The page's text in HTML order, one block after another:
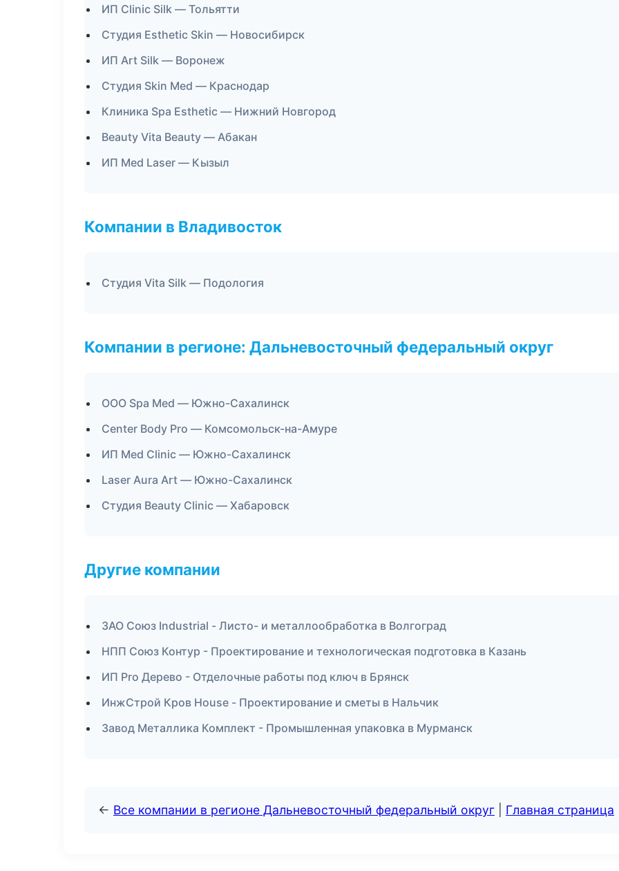
ИП Clinic Silk — Тольятти
Студия Esthetic Skin — Новосибирск
ИП Art Silk — Воронеж
Студия Skin Med — Краснодар
Клиника Spa Esthetic — Нижний Новгород
Beauty Vita Beauty — Абакан
ИП Med Laser — Кызыл
Компании в Владивосток
Студия Vita Silk — Подология
Компании в регионе: Дальневосточный федеральный округ
ООО Spa Med — Южно-Сахалинск
Center Body Pro — Комсомольск-на-Амуре
ИП Med Clinic — Южно-Сахалинск
Laser Aura Art — Южно-Сахалинск
Студия Beauty Clinic — Хабаровск
Другие компании
ЗАО Союз Industrial - Листо- и металлообработка в Волгоград
НПП Союз Контур - Проектирование и технологическая подготовка в Казань
ИП Pro Дерево - Отделочные работы под ключ в Брянск
ИнжСтрой Кров House - Проектирование и сметы в Нальчик
Завод Металлика Комплект - Промышленная упаковка в Мурманск
← Все компании в регионе Дальневосточный федеральный округ Главная страница